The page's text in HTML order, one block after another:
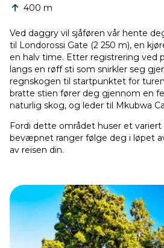
400 m
Ved daggry vil sjåføren vår hente
til Londorossi Gate (2 250 m), en
en halv time. Etter registrering ved
langs en røff sti som snirkler seg
regnskogen til startpunktet for
bratte stien fører deg gjennom en
naturlig skog, og leder til Mkubwa
Fordi dette området huser et variert
bevæpnet ranger følge deg i løpet
av reisen din.